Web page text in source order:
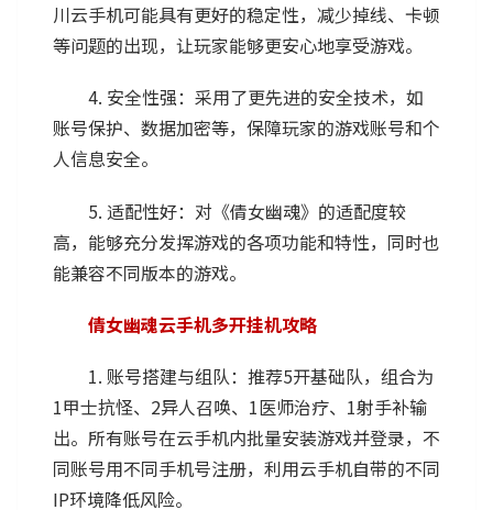
川云手机可能具有更好的稳定性，减少掉线、卡顿
等问题的出现，让玩家能够更安心地享受游戏。
4. 安全性强：采用了更先进的安全技术，如
账号保护、数据加密等，保障玩家的游戏账号和个
人信息安全。
5. 适配性好：对《倩女幽魂》的适配度较
高，能够充分发挥游戏的各项功能和特性，同时也
能兼容不同版本的游戏。
倩女幽魂云手机多开挂机攻略
1. 账号搭建与组队：推荐5开基础队，组合为
1甲士抗怪、2异人召唤、1医师治疗、1射手补输
出。所有账号在云手机内批量安装游戏并登录，不
同账号用不同手机号注册，利用云手机自带的不同
IP环境降低风险。